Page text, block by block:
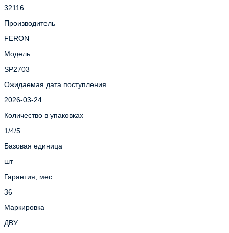
32116
Производитель
FERON
Модель
SP2703
Ожидаемая дата поступления
2026-03-24
Количество в упаковках
1/4/5
Базовая единица
шт
Гарантия, мес
36
Маркировка
ДВУ